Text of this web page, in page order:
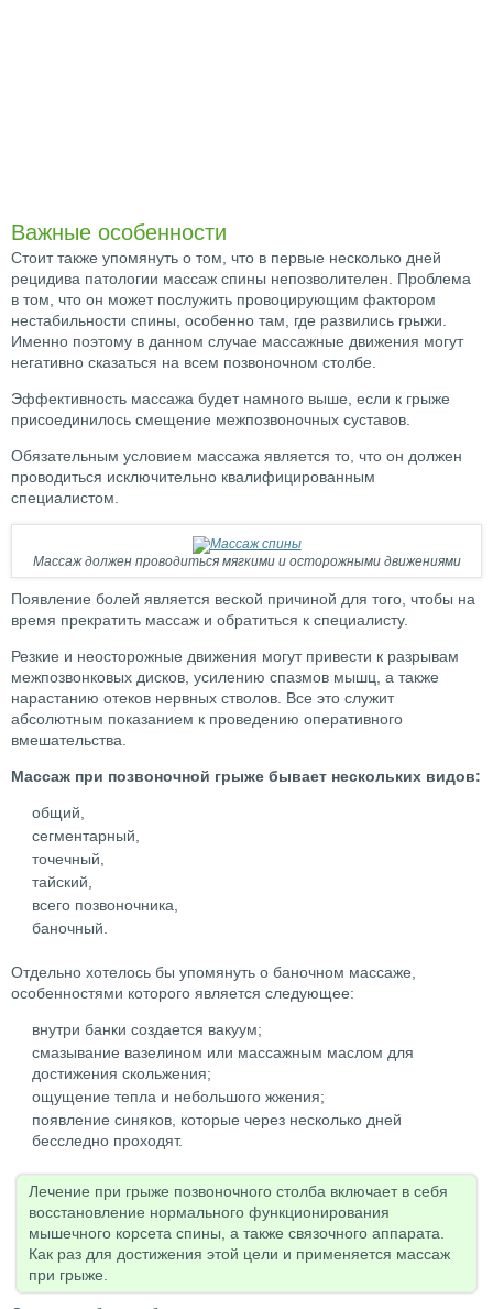
Важные особенности
Стоит также упомянуть о том, что в первые несколько дней
рецидива патологии массаж спины непозволителен. Проблема
в том, что он может послужить провоцирующим фактором
нестабильности спины, особенно там, где развились грыжи.
Именно поэтому в данном случае массажные движения могут
негативно сказаться на всем позвоночном столбе.
Эффективность массажа будет намного выше, если к грыже
присоединилось смещение межпозвоночных суставов.
Обязательным условием массажа является то, что он должен
проводиться исключительно квалифицированным
специалистом.
Массаж должен проводиться мягкими и осторожными движениями
Появление болей является веской причиной для того, чтобы на
время прекратить массаж и обратиться к специалисту.
Резкие и неосторожные движения могут привести к разрывам
межпозвонковых дисков, усилению спазмов мышц, а также
нарастанию отеков нервных стволов. Все это служит
абсолютным показанием к проведению оперативного
вмешательства.
Массаж при позвоночной грыже бывает нескольких видов:
общий,
сегментарный,
точечный,
тайский,
всего позвоночника,
баночный.
Отдельно хотелось бы упомянуть о баночном массаже,
особенностями которого является следующее:
внутри банки создается вакуум;
смазывание вазелином или массажным маслом для
достижения скольжения;
ощущение тепла и небольшого жжения;
появление синяков, которые через несколько дней
бесследно проходят.
Лечение при грыже позвоночного столба включает в себя
восстановление нормального функционирования
мышечного корсета спины, а также связочного аппарата.
Как раз для достижения этой цели и применяется массаж
при грыже.